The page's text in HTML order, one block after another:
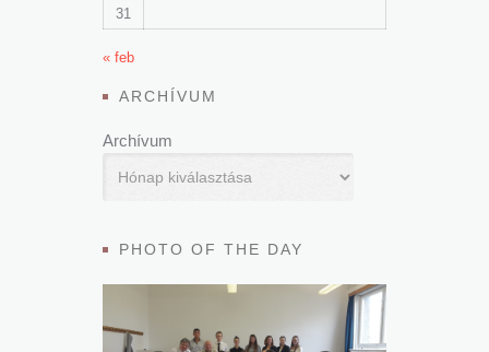
31
« feb
ARCHÍVUM
Archívum
PHOTO OF THE DAY